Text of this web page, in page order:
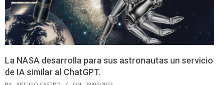
La NASA desarrolla para sus astronautas un servicio
de IA similar al ChatGPT.